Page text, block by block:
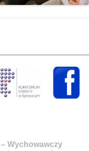
Wychowawczy